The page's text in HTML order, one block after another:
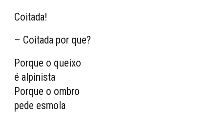
Coitada!
– Coitada por que?
Porque o queixo
é alpinista
Porque o ombro
pede esmola